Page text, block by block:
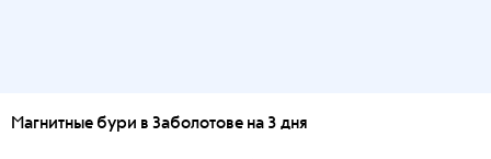
Магнитные бури в Заболотове на 3 дня